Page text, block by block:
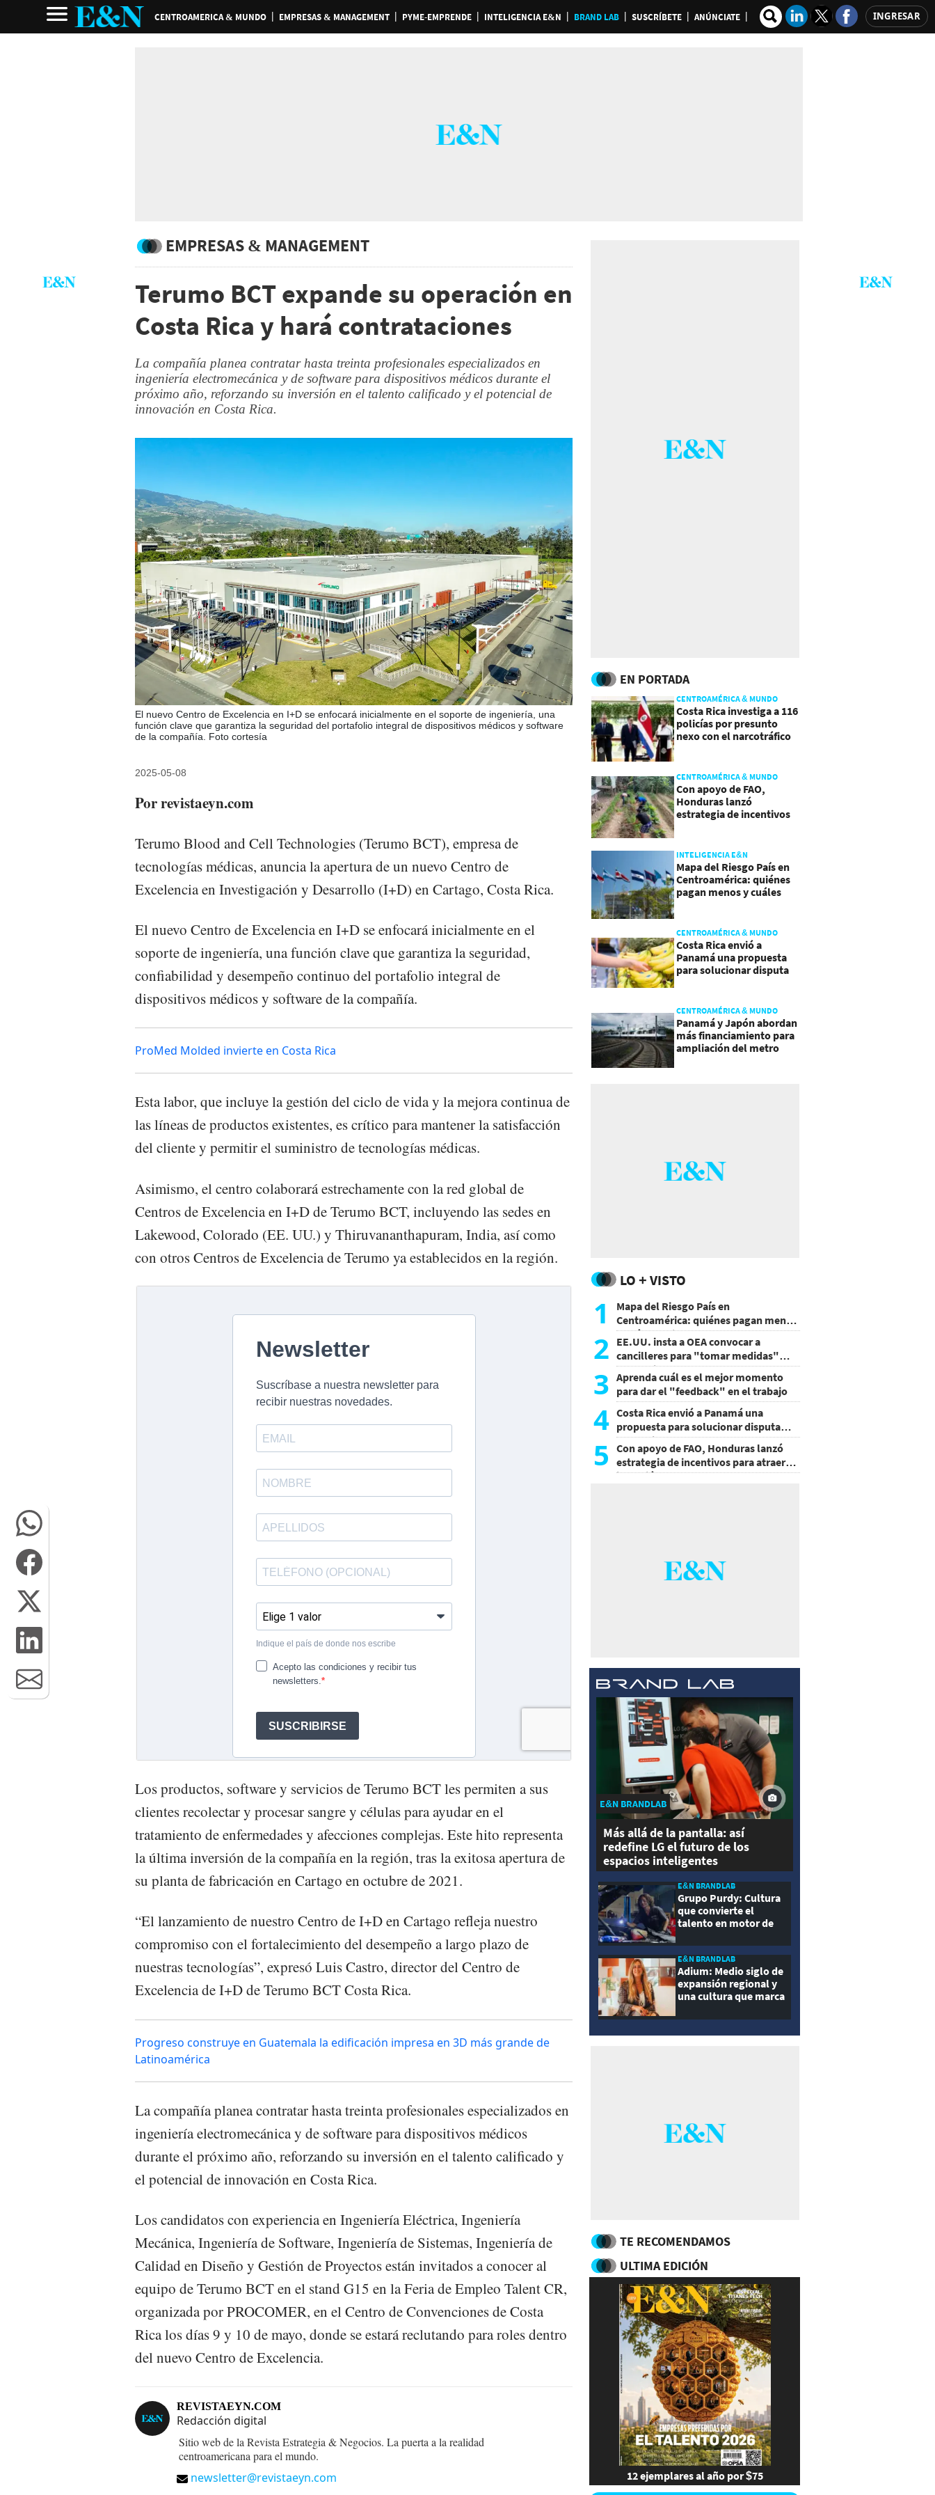
CENTROAMERICA & MUNDO EMPRESAS & MANAGEMENT PYME-EMPRENDE INTELIGENCIA E&N BRAND LAB SUSCRÍBETE ANÚNCIATE INGRESAR
EMPRESAS & MANAGEMENT
Terumo BCT expande su operación en
Costa Rica y hará contrataciones
La compañía planea contratar hasta treinta profesionales especializados en
ingeniería electromecánica y de software para dispositivos médicos durante el
próximo año, reforzando su inversión en el talento calificado y el potencial de
innovación en Costa Rica.
El nuevo Centro de Excelencia en I+D se enfocará inicialmente en el soporte de ingeniería, una
función clave que garantiza la seguridad del portafolio integral de dispositivos médicos y software
de la compañía. Foto cortesía
2025-05-08
Por revistaeyn.com
Terumo Blood and Cell Technologies (Terumo BCT), empresa de
tecnologías médicas, anuncia la apertura de un nuevo Centro de
Excelencia en Investigación y Desarrollo (I+D) en Cartago, Costa Rica.
El nuevo Centro de Excelencia en I+D se enfocará inicialmente en el
soporte de ingeniería, una función clave que garantiza la seguridad,
confiabilidad y desempeño continuo del portafolio integral de
dispositivos médicos y software de la compañía.
ProMed Molded invierte en Costa Rica
Esta labor, que incluye la gestión del ciclo de vida y la mejora continua de
las líneas de productos existentes, es crítico para mantener la satisfacción
del cliente y permitir el suministro de tecnologías médicas.
Asimismo, el centro colaborará estrechamente con la red global de
Centros de Excelencia en I+D de Terumo BCT, incluyendo las sedes en
Lakewood, Colorado (EE. UU.) y Thiruvananthapuram, India, así como
con otros Centros de Excelencia de Terumo ya establecidos en la región.
Los productos, software y servicios de Terumo BCT les permiten a sus
clientes recolectar y procesar sangre y células para ayudar en el
tratamiento de enfermedades y afecciones complejas. Este hito representa
la última inversión de la compañía en la región, tras la exitosa apertura de
su planta de fabricación en Cartago en octubre de 2021.
“El lanzamiento de nuestro Centro de I+D en Cartago refleja nuestro
compromiso con el fortalecimiento del desempeño a largo plazo de
nuestras tecnologías”, expresó Luis Castro, director del Centro de
Excelencia de I+D de Terumo BCT Costa Rica.
Progreso construye en Guatemala la edificación impresa en 3D más grande de
Latinoamérica
La compañía planea contratar hasta treinta profesionales especializados en
ingeniería electromecánica y de software para dispositivos médicos
durante el próximo año, reforzando su inversión en el talento calificado y
el potencial de innovación en Costa Rica.
Los candidatos con experiencia en Ingeniería Eléctrica, Ingeniería
Mecánica, Ingeniería de Software, Ingeniería de Sistemas, Ingeniería de
Calidad en Diseño y Gestión de Proyectos están invitados a conocer al
equipo de Terumo BCT en el stand G15 en la Feria de Empleo Talent CR,
organizada por PROCOMER, en el Centro de Convenciones de Costa
Rica los días 9 y 10 de mayo, donde se estará reclutando para roles dentro
del nuevo Centro de Excelencia.
REVISTAEYN.COM
Redacción digital
Sitio web de la Revista Estrategia & Negocios. La puerta a la realidad
centroamericana para el mundo.
newsletter@revistaeyn.com
EN PORTADA
CENTROAMÉRICA & MUNDO
Costa Rica investiga a 116
policías por presunto
nexo con el narcotráfico
CENTROAMÉRICA & MUNDO
Con apoyo de FAO,
Honduras lanzó
estrategia de incentivos
INTELIGENCIA E&N
Mapa del Riesgo País en
Centroamérica: quiénes
pagan menos y cuáles
CENTROAMÉRICA & MUNDO
Costa Rica envió a
Panamá una propuesta
para solucionar disputa
CENTROAMÉRICA & MUNDO
Panamá y Japón abordan
más financiamiento para
ampliación del metro
LO + VISTO
1
Mapa del Riesgo País en
Centroamérica: quiénes pagan menos
y cuáles mejoraron
2 EE.UU. insta a OEA convocar a
cancilleres para "tomar medidas"
sobre Nicaragua
3 Aprenda cuál es el mejor momento
para dar el "feedback" en el trabajo
4 Costa Rica envió a Panamá una
propuesta para solucionar disputa
comercial
5
Con apoyo de FAO, Honduras lanzó
estrategia de incentivos para atraer
inversión al agro
E&N BRANDLAB
Más allá de la pantalla: así
redefine LG el futuro de los
espacios inteligentes
E&N BRANDLAB
Grupo Purdy: Cultura
que convierte el
talento en motor de
E&N BRANDLAB
Adium: Medio siglo de
expansión regional y
una cultura que marca
TE RECOMENDAMOS
ULTIMA EDICIÓN
12 ejemplares al año por $75